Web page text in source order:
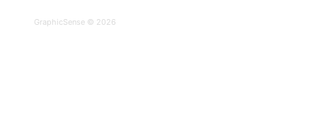
GraphicSense © 2026